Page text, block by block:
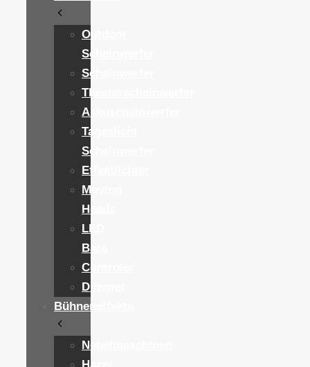
Outdoor
Scheinwerfer
Scheinwerfer
Theaterscheinwerfer
Akkuscheinwerfer
Tageslicht
Scheinwerfer
Effektlichter
Moving
Heads
LED
Bars
Controler
Dimmer
Bühneneffekte
Nebelmaschinen
Hazer